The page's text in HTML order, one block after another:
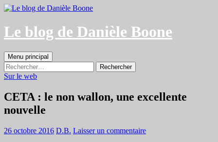
Aller
contenu
Le blog de Danièle Boone
Recherche
Menu principal
Rechercher :
Sur le web
CETA : le non wallon, une excellente
nouvelle
26 octobre 2016 D.B. Laisser un commentaire